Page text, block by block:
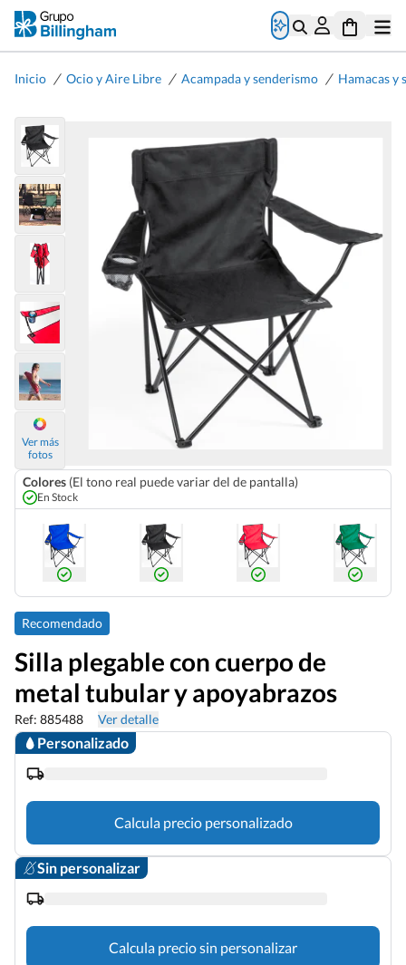
Inicio / Ocio y Aire Libre / Acampada y senderismo / Hamacas y
Ver más
fotos
Colores (El tono real puede variar del de pantalla)
En Stock
Recomendado
Silla plegable con cuerpo de
metal tubular y apoyabrazos
Ref: 885488 Ver detalle
Personalizado
Calcula precio personalizado
Sin personalizar
Calcula precio sin personalizar